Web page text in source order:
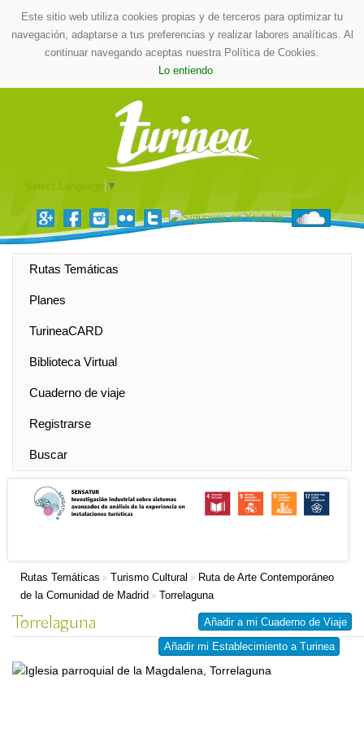
Este sitio web utiliza cookies propias y de terceros para optimizar tu
navegación, adaptarse a tus preferencias y realizar labores analíticas. Al
continuar navegando aceptas nuestra Política de Cookies.
Lo entiendo
▼
Rutas Temáticas
Planes
TurineaCARD
Biblioteca Virtual
Cuaderno de viaje
Registrarse
Buscar
Rutas Temáticas » Turismo Cultural » Ruta de Arte Contemporáneo
de la Comunidad de Madrid » Torrelaguna
Añadir a mi Cuaderno de Viaje
Añadir mi Establecimiento a Turinea
Torrelaguna